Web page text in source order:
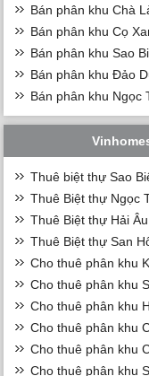
Bán phân khu Chà
Bán phân khu Cọ
Bán phân khu Sao
Bán phân khu Đảo
Bán phân khu Ngọc
Thuê biệt thự Sao
Thuê Biệt thự Ngọc
Thuê Biệt thự Hải Âu
Thuê Biệt thự San
Cho thuê phân khu
Cho thuê phân khu
Cho thuê phân khu
Cho thuê phân khu
Cho thuê phân khu
Cho thuê phân khu